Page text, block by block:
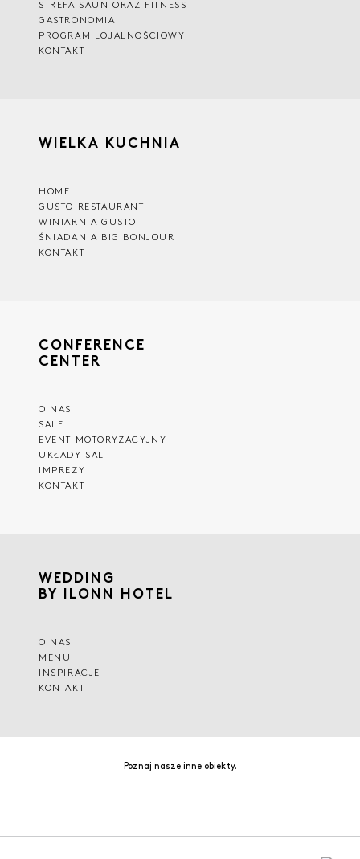
STREFA SAUN ORAZ FITNESS
GASTRONOMIA
PROGRAM LOJALNOŚCIOWY
KONTAKT
WIELKA KUCHNIA
HOME
GUSTO RESTAURANT
WINIARNIA GUSTO
ŚNIADANIA BIG BONJOUR
KONTAKT
CONFERENCE
CENTER
O NAS
SALE
EVENT MOTORYZACYJNY
UKŁADY SAL
IMPREZY
KONTAKT
WEDDING
BY ILONN HOTEL
O NAS
MENU
INSPIRACJE
KONTAKT
Poznaj nasze inne obiekty.